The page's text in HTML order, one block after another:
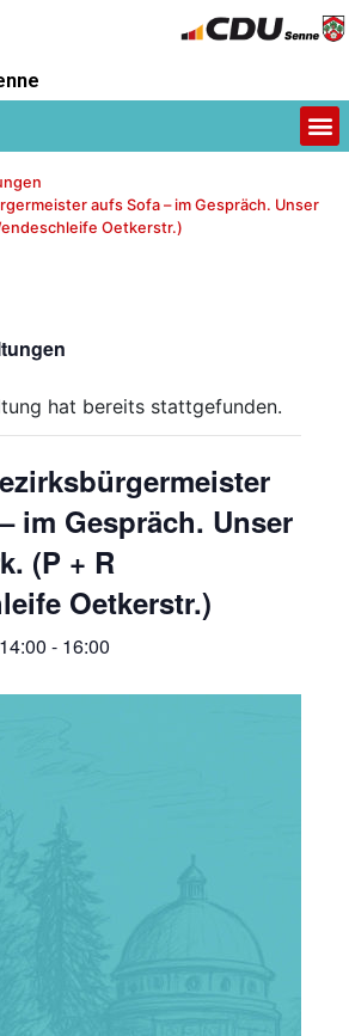
aufs Sofa – im Gespräch. Unser
Oetkerstr.)
hat bereits stattgefunden.
im Gespräch. Unser
(P + R
Oetkerstr.)
- 16:00